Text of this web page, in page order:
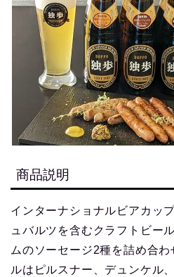
商品説明
インターナショナルビアカッ
ュバルツを含むクラフトビー
ムのソーセージ2種を詰め合
ルはピルスナー、デュンケル